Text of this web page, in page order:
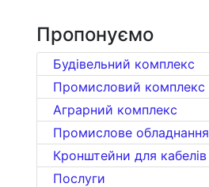
Пропонуємо
Будівельний комплекс
Промисловий комплекс
Аграрний комплекс
Промислове обладнання
Кронштейни для кабелів
Послуги